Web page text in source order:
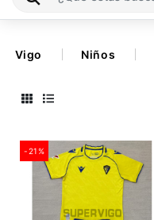
La Liga
Bundesliga
Premier League
Serie A
Vigo Niños
-21%